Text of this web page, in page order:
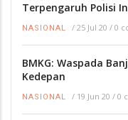
Terpengaruh Polisi
NASIONAL / 25 Jul 20 / 0
BMKG: Waspada
Kedepan
NASIONAL / 19 Jun 20 / 0